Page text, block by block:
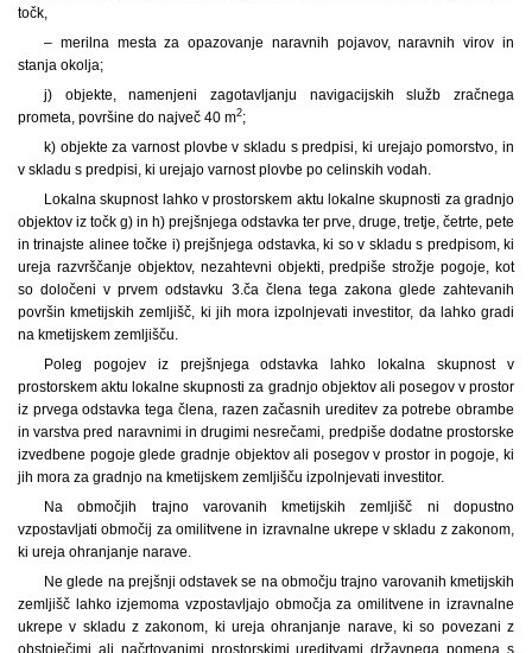
točk,
– merilna mesta za opazovanje naravnih pojavov, naravnih virov in
stanja okolja;
j) objekte, namenjeni zagotavljanju navigacijskih služb zračnega
prometa, površine do največ 40 m2;
k) objekte za varnost plovbe v skladu s predpisi, ki urejajo pomorstvo, in
v skladu s predpisi, ki urejajo varnost plovbe po celinskih vodah.
Lokalna skupnost lahko v prostorskem aktu lokalne skupnosti za gradnjo
objektov iz točk g) in h) prejšnjega odstavka ter prve, druge, tretje, četrte, pete
in trinajste alinee točke i) prejšnjega odstavka, ki so v skladu s predpisom, ki
ureja razvrščanje objektov, nezahtevni objekti, predpiše strožje pogoje, kot
so določeni v prvem odstavku 3.ča člena tega zakona glede zahtevanih
površin kmetijskih zemljišč, ki jih mora izpolnjevati investitor, da lahko gradi
na kmetijskem zemljišču.
Poleg pogojev iz prejšnjega odstavka lahko lokalna skupnost v
prostorskem aktu lokalne skupnosti za gradnjo objektov ali posegov v prostor
iz prvega odstavka tega člena, razen začasnih ureditev za potrebe obrambe
in varstva pred naravnimi in drugimi nesrečami, predpiše dodatne prostorske
izvedbene pogoje glede gradnje objektov ali posegov v prostor in pogoje, ki
jih mora za gradnjo na kmetijskem zemljišču izpolnjevati investitor.
Na območjih trajno varovanih kmetijskih zemljišč ni dopustno
vzpostavljati območij za omilitvene in izravnalne ukrepe v skladu z zakonom,
ki ureja ohranjanje narave.
Ne glede na prejšnji odstavek se na območju trajno varovanih kmetijskih
zemljišč lahko izjemoma vzpostavljajo območja za omilitvene in izravnalne
ukrepe v skladu z zakonom, ki ureja ohranjanje narave, ki so povezani z
obstoječimi ali načrtovanimi prostorskimi ureditvami državnega pomena s